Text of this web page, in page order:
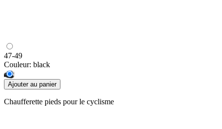
47-49
Couleur: black
Ajouter au panier
Chaufferette pieds pour le cyclisme